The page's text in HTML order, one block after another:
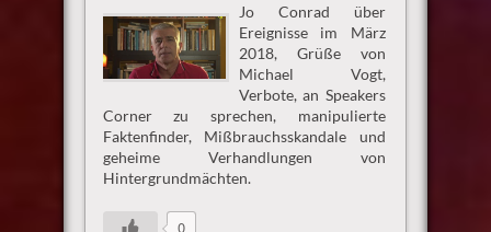
Jo Conrad über
Ereignisse im März
2018, Grüße von
Michael Vogt,
Verbote, an Speakers
Corner zu sprechen, manipulierte
Faktenfinder, Mißbrauchsskandale und
geheime Verhandlungen von
Hintergrundmächten.
0